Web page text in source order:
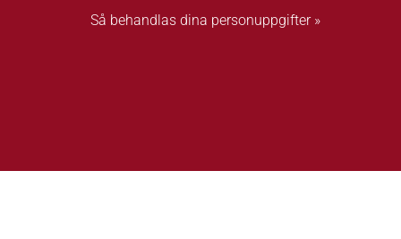
Så behandlas dina personuppgifter »